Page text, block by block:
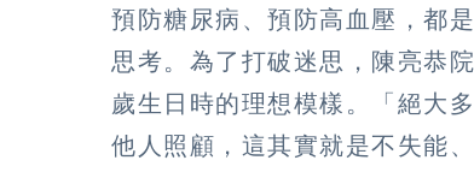
預防糖尿病、預防高血壓，都
思考。為了打破迷思，陳亮恭
歲生日時的理想模樣。「絕大
他人照顧，這其實就是不失能